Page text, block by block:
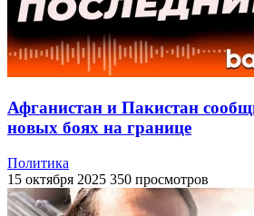
Афганистан и Пакистан
новых боях на границе
Политика
15 октября 2025 350 просмотров